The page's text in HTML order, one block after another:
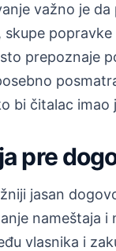
važno je
skupe
prepoznaje
bi čitalac imao
pre
jasan
nameštaja i
vlasnika i